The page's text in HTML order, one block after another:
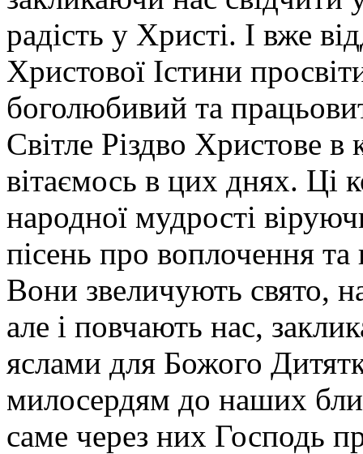
радість у Христі. І вже
Христової Істини
боголюбивий та
Світле Різдво Христове
вітаємось в цих днях. Ці
народної мудрості
пісень про воплочення
Вони звеличують свято,
але і повчають нас,
яслами для Божого
милосердям до наших
саме через них Господь